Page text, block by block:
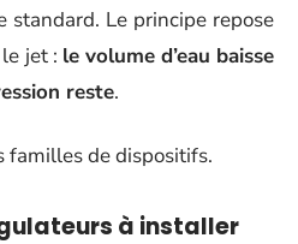
standard. Le principe repose
jet : le volume d’eau baisse
reste.
familles de dispositifs.
à installer